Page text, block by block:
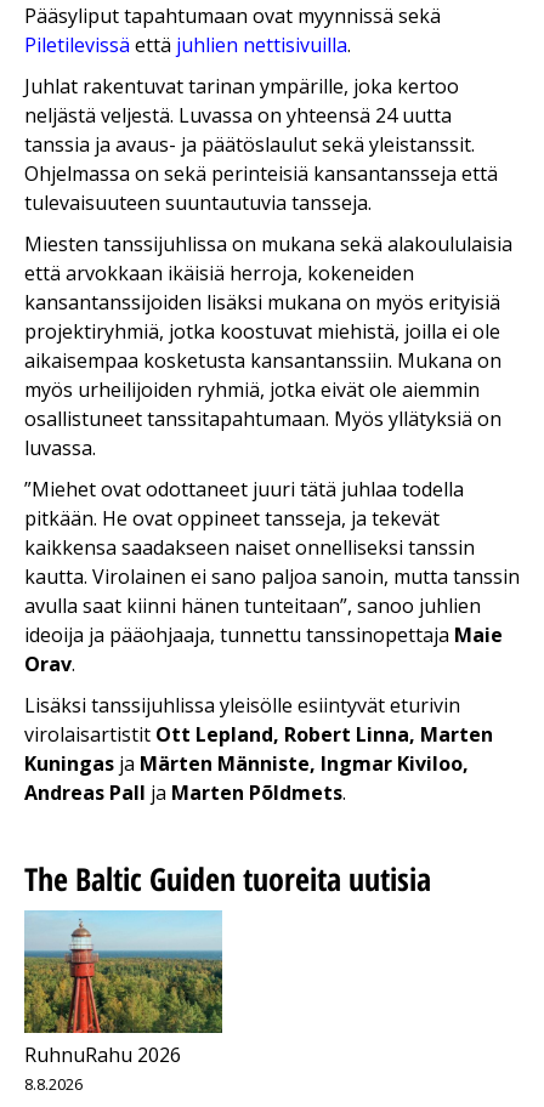
Pääsyliput tapahtumaan ovat myynnissä sekä
Piletilevissä että juhlien nettisivuilla.
Juhlat rakentuvat tarinan ympärille, joka kertoo
neljästä veljestä. Luvassa on yhteensä 24 uutta
tanssia ja avaus- ja päätöslaulut sekä yleistanssit.
Ohjelmassa on sekä perinteisiä kansantansseja että
tulevaisuuteen suuntautuvia tansseja.
Miesten tanssijuhlissa on mukana sekä alakoululaisia ​​
että arvokkaan ikäisiä herroja, kokeneiden
kansantanssijoiden lisäksi mukana on myös erityisiä
projektiryhmiä, jotka koostuvat miehistä, joilla ei ole
aikaisempaa kosketusta kansantanssiin. Mukana on
myös urheilijoiden ryhmiä, jotka eivät ole aiemmin
osallistuneet tanssitapahtumaan. Myös yllätyksiä on
luvassa.
”Miehet ovat odottaneet juuri tätä juhlaa todella
pitkään. He ovat oppineet tansseja, ja tekevät
kaikkensa saadakseen naiset onnelliseksi tanssin
kautta. Virolainen ei sano paljoa sanoin, mutta tanssin
avulla saat kiinni hänen tunteitaan”, sanoo juhlien
ideoija ja pääohjaaja, tunnettu tanssinopettaja Maie
Orav.
Lisäksi tanssijuhlissa yleisölle esiintyvät eturivin
virolaisartistit Ott Lepland, Robert Linna, Marten
Kuningas ja Märten Männiste, Ingmar Kiviloo,
Andreas Pall ja Marten Põldmets.
The Baltic Guiden tuoreita uutisia
RuhnuRahu 2026
8.8.2026